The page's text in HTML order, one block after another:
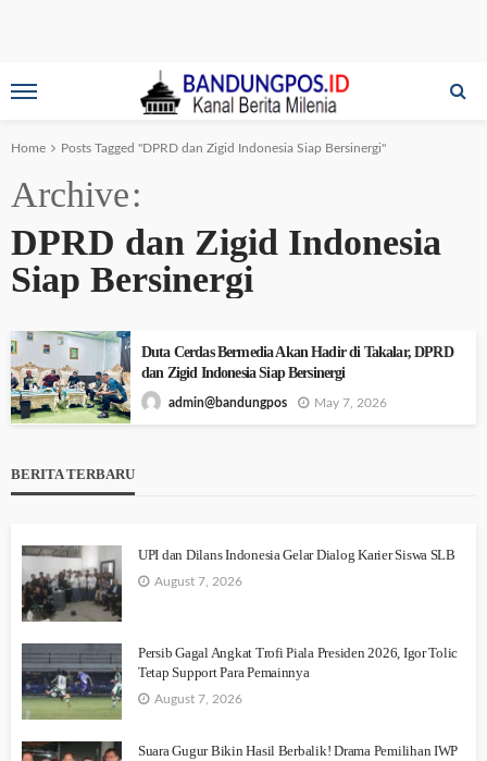
Home Posts Tagged "DPRD dan Zigid Indonesia Siap Bersinergi"
Archive
DPRD dan Zigid Indonesia
Siap Bersinergi
Duta Cerdas Bermedia Akan Hadir di Takalar, DPRD
dan Zigid Indonesia Siap Bersinergi
admin@bandungpos May 7, 2026
BERITA TERBARU
UPI dan Dilans Indonesia Gelar Dialog Karier Siswa SLB
August 7, 2026
Persib Gagal Angkat Trofi Piala Presiden 2026, Igor Tolic
Tetap Support Para Pemainnya
August 7, 2026
Suara Gugur Bikin Hasil Berbalik! Drama Pemilihan IWP